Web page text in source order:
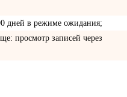
дней в режиме ожидания;
просмотр записей через